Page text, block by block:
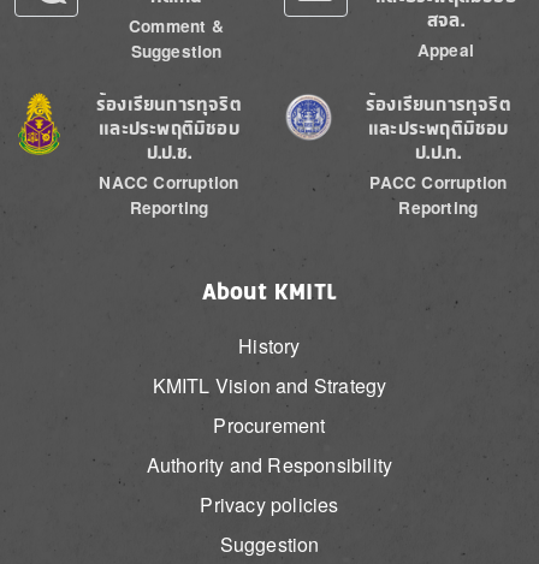
Comment &
Suggestion
สจล.
Appeal
Image
ร้องเรียนการทุจริต
และประพฤติมิชอบ
ป.ป.ช.
NACC Corruption
Reporting
Image
ร้องเรียนการทุจริต
และประพฤติมิชอบ
ป.ป.ท.
PACC Corruption
Reporting
About KMITL
History
KMITL Vision and Strategy
Procurement
Authority and Responsibility
Privacy policies
Suggestion